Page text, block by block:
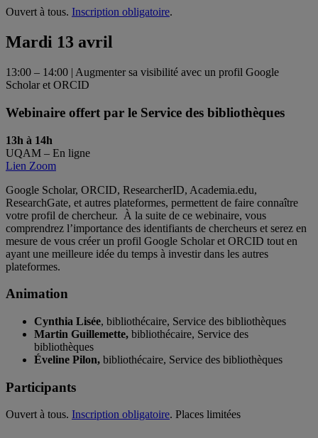
Ouvert à tous. Inscription obligatoire.
Mardi 13 avril
13:00 – 14:00 | Augmenter sa visibilité avec un profil Google
Scholar et ORCID
Webinaire offert par le Service des bibliothèques
13h à 14h
UQAM – En ligne
Lien Zoom
Google Scholar, ORCID, ResearcherID, Academia.edu,
ResearchGate, et autres plateformes, permettent de faire connaître
votre profil de chercheur. À la suite de ce webinaire, vous
comprendrez l’importance des identifiants de chercheurs et serez en
mesure de vous créer un profil Google Scholar et ORCID tout en
ayant une meilleure idée du temps à investir dans les autres
plateformes.
Animation
Cynthia Lisée, bibliothécaire, Service des bibliothèques
Martin Guillemette, bibliothécaire, Service des
bibliothèques
Éveline Pilon, bibliothécaire, Service des bibliothèques
Participants
Ouvert à tous. Inscription obligatoire. Places limitées